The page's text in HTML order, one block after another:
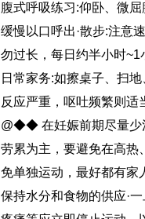
腹式呼吸练习:仰卧、微
缓慢以口呼出·散步:注意
勿过长，每日约半小时~1
日常家务:如擦桌子、扫
反应严重，呕吐频繁则适
@◆◆ 在妊娠前期尽量少
劳累为主，要避免在高热
免单独运动，最好都有家
保持水分和食物的供应·